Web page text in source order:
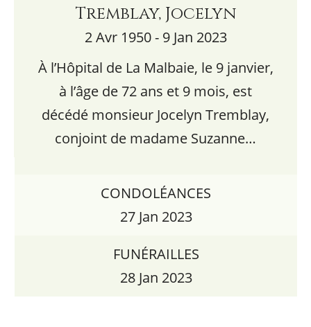
Tremblay, Jocelyn
2 Avr 1950 - 9 Jan 2023
À l’Hôpital de La Malbaie, le 9 janvier,
à l’âge de 72 ans et 9 mois, est
décédé monsieur Jocelyn Tremblay,
conjoint de madame Suzanne…
CONDOLÉANCES
27 Jan 2023
FUNÉRAILLES
28 Jan 2023